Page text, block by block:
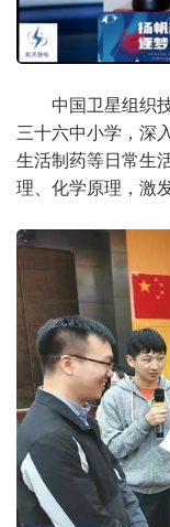
中国卫星组织
三十六中小学，深
生活制药等日常生
理、化学原理，激